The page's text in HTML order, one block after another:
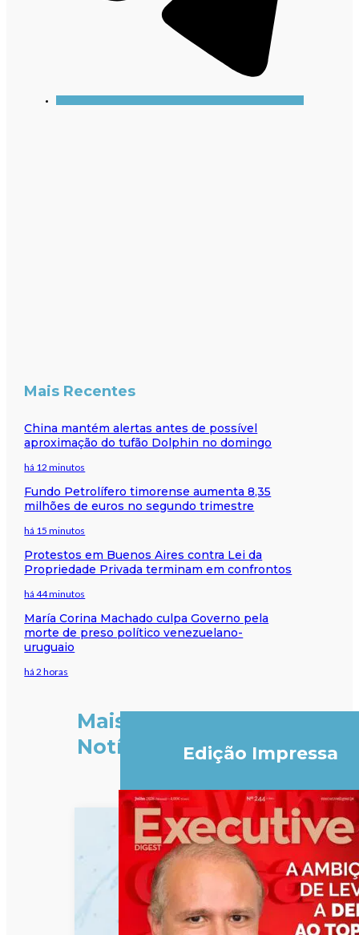
Mais Recentes
China mantém alertas antes de possível
aproximação do tufão Dolphin no domingo
há 12 minutos
Fundo Petrolífero timorense aumenta 8,35
milhões de euros no segundo trimestre
há 15 minutos
Protestos em Buenos Aires contra Lei da
Propriedade Privada terminam em confrontos
há 44 minutos
María Corina Machado culpa Governo pela
morte de preso político venezuelano-
uruguaio
há 2 horas
Mais
Notícias
Edição Impressa